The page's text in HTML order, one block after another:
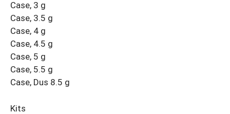
Case, 3 g
Case, 3.5 g
Case, 4 g
Case, 4.5 g
Case, 5 g
Case, 5.5 g
Case, Dus 8.5 g
Kits